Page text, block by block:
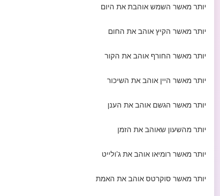
יותר מאשר השמש אוהבת את היום
יותר מאשר הקיץ אוהב את החום
יותר מאשר החורף אוהב את הקור
יותר מאשר היין אוהב את השיכור
יותר מאשר הגשם אוהב את הענן
יותר מהשעון שאוהב את הזמן
יותר מאשר רומיאו אוהב את ג'ולייט
יותר מאשר סוקרטס אוהב את האמת